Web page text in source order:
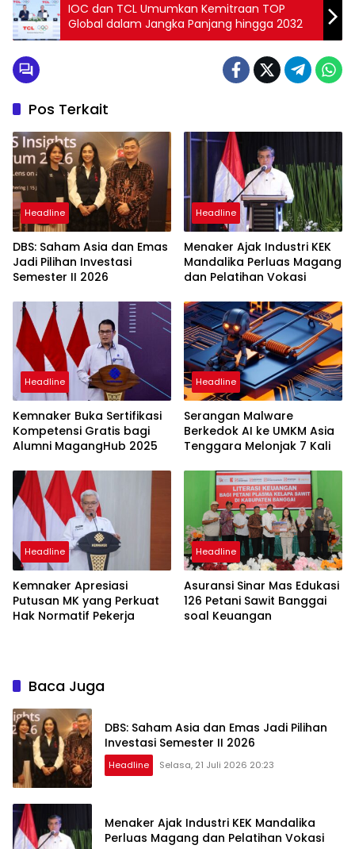
IOC dan TCL Umumkan Kemitraan TOP
Global dalam Jangka Panjang hingga 2032
Pos Terkait
Headline
DBS: Saham Asia dan Emas
Jadi Pilihan Investasi
Semester II 2026
Headline
Menaker Ajak Industri KEK
Mandalika Perluas Magang
dan Pelatihan Vokasi
Headline
Kemnaker Buka Sertifikasi
Kompetensi Gratis bagi
Alumni MagangHub 2025
Headline
Serangan Malware
Berkedok AI ke UMKM Asia
Tenggara Melonjak 7 Kali
Headline
Kemnaker Apresiasi
Putusan MK yang Perkuat
Hak Normatif Pekerja
Headline
Asuransi Sinar Mas Edukasi
126 Petani Sawit Banggai
soal Keuangan
Baca Juga
DBS: Saham Asia dan Emas Jadi Pilihan
Investasi Semester II 2026
Headline Selasa, 21 Juli 2026 20:23
Menaker Ajak Industri KEK Mandalika
Perluas Magang dan Pelatihan Vokasi